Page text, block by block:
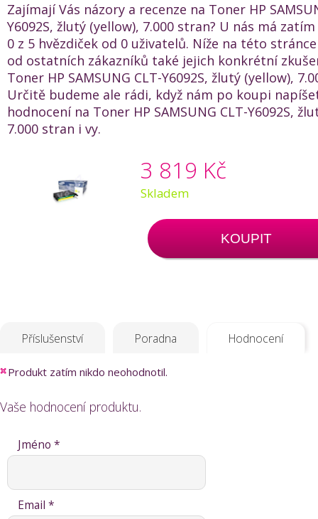
Zajímají Vás názory a recenze na Toner HP
Y6092S, žlutý (yellow), 7.000 stran? U nás má
0 z 5 hvězdiček od 0 uživatelů. Níže na této
od ostatních zákazníků také jejich konkrétní
Toner HP SAMSUNG CLT-Y6092S, žlutý (yellow),
Určitě budeme ale rádi, když nám po koupi
hodnocení na Toner HP SAMSUNG CLT-Y6092S,
7.000 stran i vy.
3 819 Kč
Skladem
KOUPIT
Příslušenství Poradna Hodnocení
Produkt zatím nikdo neohodnotil.
Vaše hodnocení produktu.
Jméno *
Email *